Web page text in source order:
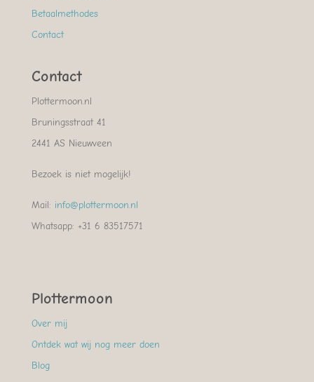
Betaalmethodes
Contact
Contact
Plottermoon.nl
Bruningsstraat 41
2441 AS Nieuwveen
Bezoek is niet mogelijk!
Mail: info@plottermoon.nl
Whatsapp: +31 6 83517571
Plottermoon
Over mij
Ontdek wat wij nog meer doen
Blog